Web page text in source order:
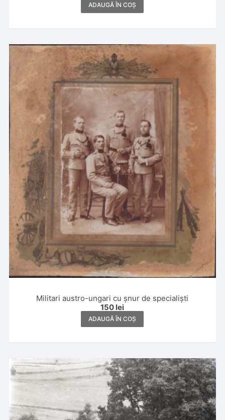
ADAUGĂ ÎN COȘ
Militari austro-ungari cu șnur de specialiști
150 lei
ADAUGĂ ÎN COȘ